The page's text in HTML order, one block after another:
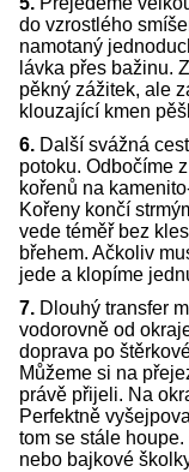
do vzrostlého
namotaný
lávka přes bažinu.
pěkný zážitek, ale
klouzající kmen
6. Další svážná
potoku. Odbočíme
kořenů na
Kořeny končí
vede téměř bez
břehem. Ačkoliv
jede a klopíme
7. Dlouhý transfer
vodorovně od
doprava po
Můžeme si na
právě přijeli. Na
Perfektně
tom se stále
nebo bajkové